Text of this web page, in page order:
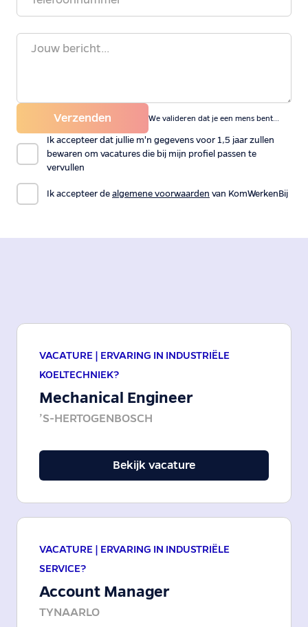
Verzenden We valideren dat je een mens bent...
Ik accepteer dat jullie m'n gegevens voor 1,5 jaar zullen
bewaren om vacatures die bij mijn profiel passen te
vervullen
Ik accepteer de algemene voorwaarden van KomWerkenBij
VACATURE | ERVARING IN INDUSTRIËLE
KOELTECHNIEK?
Mechanical Engineer
’S-HERTOGENBOSCH
Bekijk vacature
VACATURE | ERVARING IN INDUSTRIËLE
SERVICE?
Account Manager
TYNAARLO